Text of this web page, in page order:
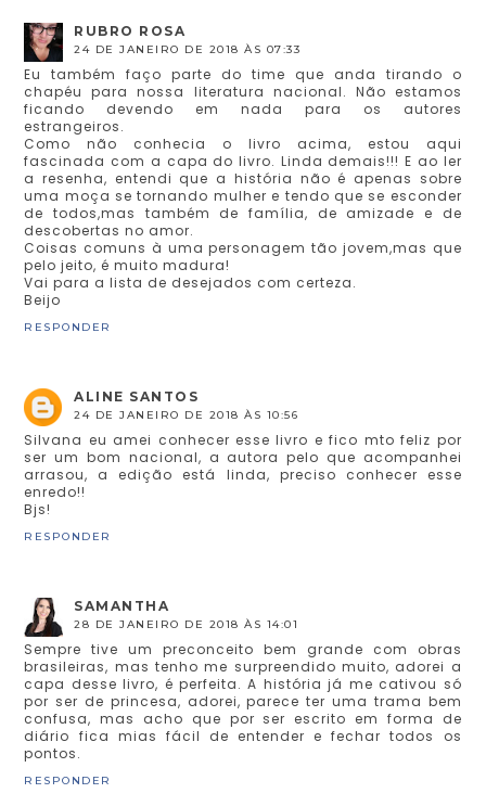
RUBRO ROSA
24 DE JANEIRO DE 2018 ÀS 07:33
Eu também faço parte do time que anda tirando o
chapéu para nossa literatura nacional. Não estamos
ficando devendo em nada para os autores
estrangeiros.
Como não conhecia o livro acima, estou aqui
fascinada com a capa do livro. Linda demais!!! E ao ler
a resenha, entendi que a história não é apenas sobre
uma moça se tornando mulher e tendo que se esconder
de todos,mas também de família, de amizade e de
descobertas no amor.
Coisas comuns à uma personagem tão jovem,mas que
pelo jeito, é muito madura!
Vai para a lista de desejados com certeza.
Beijo
RESPONDER
ALINE SANTOS
24 DE JANEIRO DE 2018 ÀS 10:56
Silvana eu amei conhecer esse livro e fico mto feliz por
ser um bom nacional, a autora pelo que acompanhei
arrasou, a edição está linda, preciso conhecer esse
enredo!!
Bjs!
RESPONDER
SAMANTHA
28 DE JANEIRO DE 2018 ÀS 14:01
Sempre tive um preconceito bem grande com obras
brasileiras, mas tenho me surpreendido muito, adorei a
capa desse livro, é perfeita. A história já me cativou só
por ser de princesa, adorei, parece ter uma trama bem
confusa, mas acho que por ser escrito em forma de
diário fica mias fácil de entender e fechar todos os
pontos.
RESPONDER